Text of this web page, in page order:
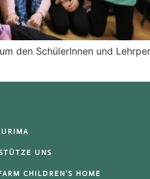
den SchülerInnen und
UNS
CHILDREN'S HOME